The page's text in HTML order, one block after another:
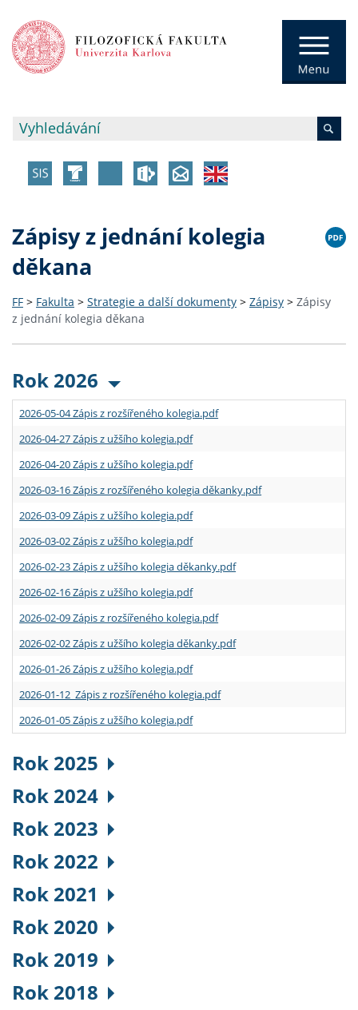
Zápisy z jednání kolegia
děkana
FF > Fakulta > Strategie a další dokumenty > Zápisy > Zápisy
z jednání kolegia děkana
Rok 2026
2026-05-04 Zápis z rozšířeného kolegia.pdf
2026-04-27 Zápis z užšího kolegia.pdf
2026-04-20 Zápis z užšího kolegia.pdf
2026-03-16 Zápis z rozšířeného kolegia děkanky.pdf
2026-03-09 Zápis z užšího kolegia.pdf
2026-03-02 Zápis z užšího kolegia.pdf
2026-02-23 Zápis z užšího kolegia děkanky.pdf
2026-02-16 Zápis z užšího kolegia.pdf
2026-02-09 Zápis z rozšířeného kolegia.pdf
2026-02-02 Zápis z užšího kolegia děkanky.pdf
2026-01-26 Zápis z užšího kolegia.pdf
2026-01-12 Zápis z rozšířeného kolegia.pdf
2026-01-05 Zápis z užšího kolegia.pdf
Rok 2025
Rok 2024
Rok 2023
Rok 2022
Rok 2021
Rok 2020
Rok 2019
Rok 2018